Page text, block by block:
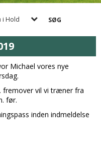
i Hold
Michael vores nye
fremover vil vi træner fra
før.
inden indmeldelse